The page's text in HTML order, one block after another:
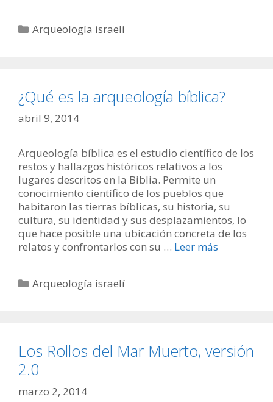
Categorías
Arqueología israelí
¿Qué es la arqueología bíblica?
abril 9, 2014
Arqueología bíblica es el estudio científico de los
restos y hallazgos históricos relativos a los
lugares descritos en la Biblia. Permite un
conocimiento científico de los pueblos que
habitaron las tierras bíblicas, su historia, su
cultura, su identidad y sus desplazamientos, lo
que hace posible una ubicación concreta de los
relatos y confrontarlos con su … Leer más
Categorías
Arqueología israelí
Los Rollos del Mar Muerto, versión
2.0
marzo 2, 2014